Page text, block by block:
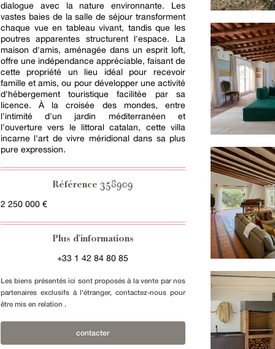
dialogue avec la nature environnante. Les
vastes baies de la salle de séjour transforment
chaque vue en tableau vivant, tandis que les
poutres apparentes structurent l'espace. La
maison d'amis, aménagée dans un esprit loft,
offre une indépendance appréciable, faisant de
cette propriété un lieu idéal pour recevoir
famille et amis, ou pour développer une activité
d'hébergement touristique facilitée par sa
licence. À la croisée des mondes, entre
l'intimité d'un jardin méditerranéen et
l'ouverture vers le littoral catalan, cette villa
incarne l'art de vivre méridional dans sa plus
pure expression.
Référence358909
2 250 000 €
Plus d'informations
+33 1 42 84 80 85
Les biens présentés ici sont proposés à la vente par nos
partenaires exclusifs à l'étranger, contactez-nous pour
être mis en relation .
contacter